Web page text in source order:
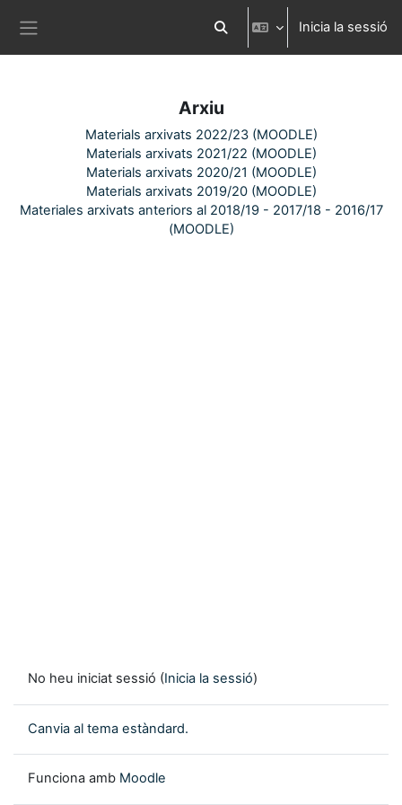
Commuta l'entrada de la cerca
Inicia la sessió
Arxiu
Materials arxivats 2022/23 (MOODLE)
Materials arxivats 2021/22 (MOODLE)
Materials arxivats 2020/21 (MOODLE)
Materials arxivats 2019/20 (MOODLE)
Materiales arxivats anteriors al 2018/19 - 2017/18 - 2016/17
(MOODLE)
No heu iniciat sessió (Inicia la sessió)
Canvia al tema estàndard.
Funciona amb Moodle